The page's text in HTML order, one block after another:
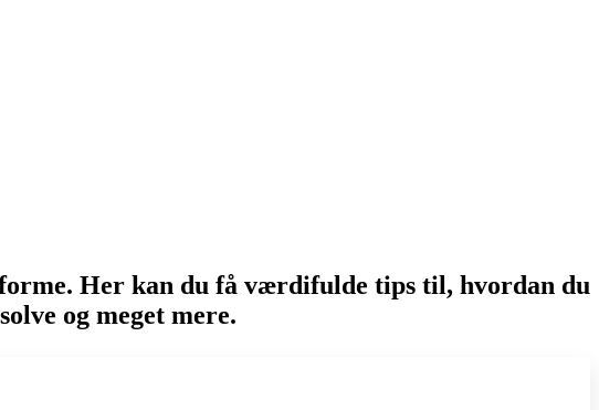
Her kan du få værdifulde tips til, hvordan du
og meget mere.